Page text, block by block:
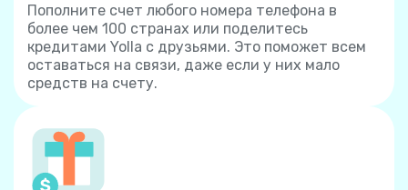
Пополните счет любого номера телефона в
более чем 100 странах или поделитесь
кредитами Yolla с друзьями. Это поможет всем
оставаться на связи, даже если у них мало
средств на счету.